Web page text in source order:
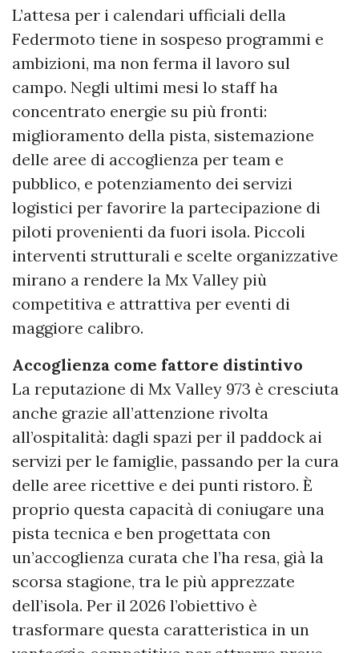
L’attesa per i calendari ufficiali della
Federmoto tiene in sospeso programmi e
ambizioni, ma non ferma il lavoro sul
campo. Negli ultimi mesi lo staff ha
concentrato energie su più fronti:
miglioramento della pista, sistemazione
delle aree di accoglienza per team e
pubblico, e potenziamento dei servizi
logistici per favorire la partecipazione di
piloti provenienti da fuori isola. Piccoli
interventi strutturali e scelte organizzative
mirano a rendere la Mx Valley più
competitiva e attrattiva per eventi di
maggiore calibro.
Accoglienza come fattore distintivo
La reputazione di Mx Valley 973 è cresciuta
anche grazie all’attenzione rivolta
all’ospitalità: dagli spazi per il paddock ai
servizi per le famiglie, passando per la cura
delle aree ricettive e dei punti ristoro. È
proprio questa capacità di coniugare una
pista tecnica e ben progettata con
un’accoglienza curata che l’ha resa, già la
scorsa stagione, tra le più apprezzate
dell’isola. Per il 2026 l’obiettivo è
trasformare questa caratteristica in un